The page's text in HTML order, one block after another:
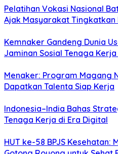
Pelatihan Vokasi Nasional
Ajak Masyarakat Tingkatkan
Kemnaker Gandeng Dunia
Jaminan Sosial Tenaga
Menaker: Program Magang
Dapatkan Talenta Siap Kerja
Indonesia–India Bahas
Tenaga Kerja di Era Digital
HUT ke-58 BPJS Kesehatan: